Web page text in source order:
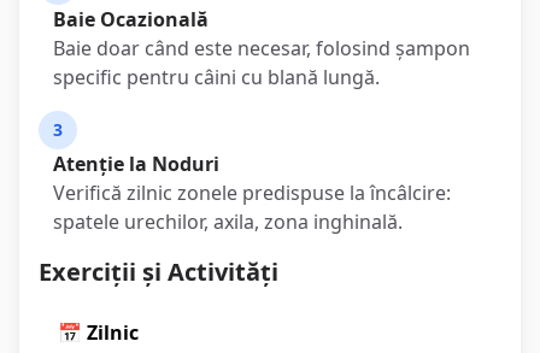
Baie Ocazională
Baie doar când este necesar, folosind șampon
specific pentru câini cu blană lungă.
3
Atenție la Noduri
Verifică zilnic zonele predispuse la încâlcire:
spatele urechilor, axila, zona inghinală.
Exerciții și Activități
📅 Zilnic